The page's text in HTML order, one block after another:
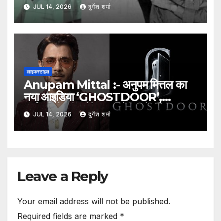
JUL 14, 2026 दुर्गेश शर्मा
लाइफस्टाइल
Anupam Mittal :- अनुपम मित्तल का
नया आइडिया ‘GHOSTDOOR’,
कर्मचारियों की प्रोफेशनल रेटिंग के लिए
प्लेटफॉर्म का प्रस्ताव
JUL 14, 2026 दुर्गेश शर्मा
Leave a Reply
Your email address will not be published.
Required fields are marked *